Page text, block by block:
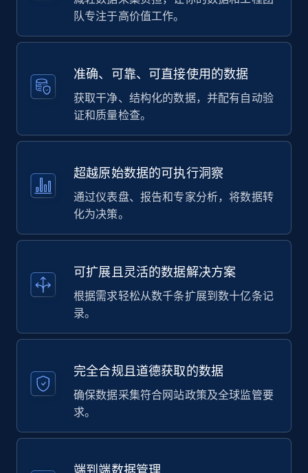
队专注于高价值工作。
准确、可靠、可直接使用的数据
获取干净、结构化的数据，并配有自动验
证和质量检查。
超越原始数据的可执行洞察
通过仪表盘、报告和专家分析，将数据转
化为决策。
可扩展且灵活的数据解决方案
根据需求轻松从数千条扩展到数十亿条记
录。
完全合规且道德获取的数据
确保数据采集符合网站政策及全球监管要
求。